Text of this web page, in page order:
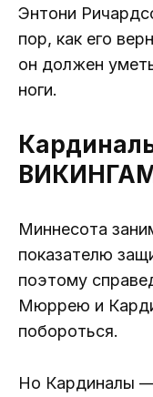
Энтони
пор, как его
он должен
ноги.
Миннесота
показателю
поэтому
Мюррею и
побороться.
Но Кардиналы